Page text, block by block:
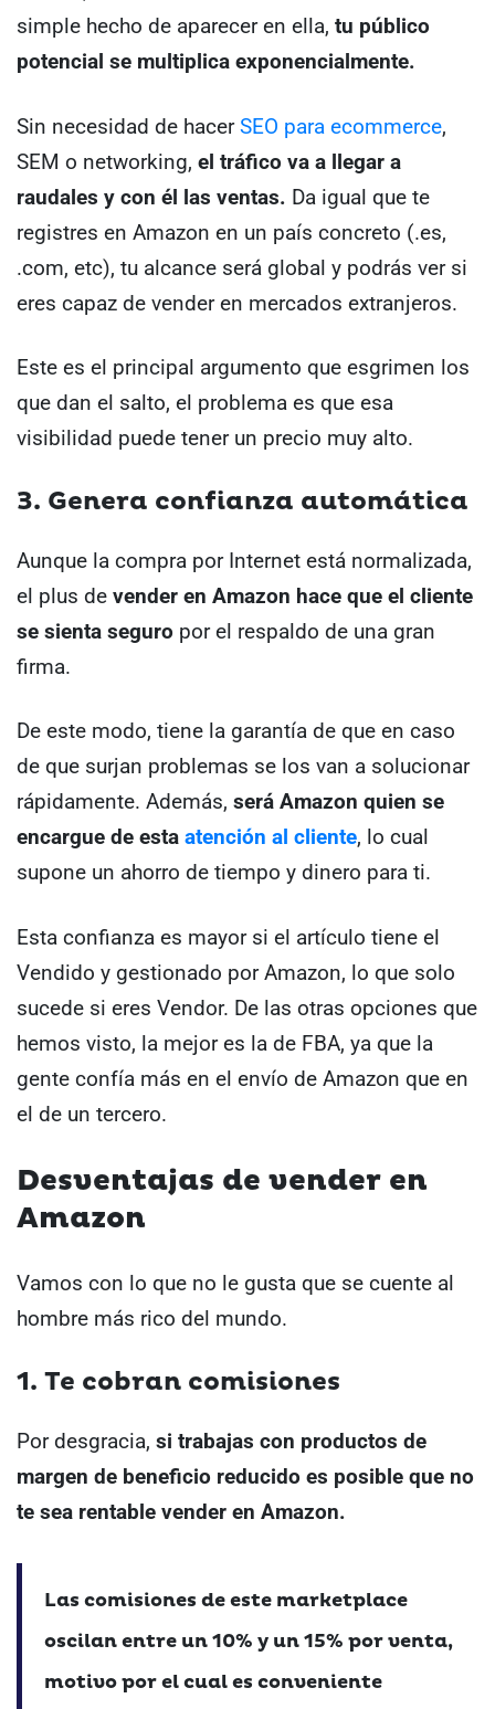
simple hecho de aparecer en ella, tu público
potencial se multiplica exponencialmente.
Sin necesidad de hacerSEO para ecommerce,
SEM o networking, el tráfico va a llegar a
raudales y con él las ventas. Da igual que te
registres en Amazon en un país concreto (.es,
.com, etc), tu alcance será global y podrás ver si
eres capaz de vender en mercados extranjeros.
Este es el principal argumento que esgrimen los
que dan el salto, el problema es que esa
visibilidad puede tener un precio muy alto.
3. Genera confianza automática
Aunque la compra por Internet está normalizada,
el plus de vender en Amazon hace que el cliente
se sienta seguro por el respaldo de una gran
firma.
De este modo, tiene la garantía de que en caso
de que surjan problemas se los van a solucionar
rápidamente. Además, será Amazon quien se
encargue de esta atención al cliente, lo cual
supone un ahorro de tiempo y dinero para ti.
Esta confianza es mayor si el artículo tiene el
Vendido y gestionado por Amazon, lo que solo
sucede si eres Vendor. De las otras opciones que
hemos visto, la mejor es la de FBA, ya que la
gente confía más en el envío de Amazon que en
el de un tercero.
Desventajas de vender en
Amazon
Vamos con lo que no le gusta que se cuente al
hombre más rico del mundo.
1. Te cobran comisiones
Por desgracia, si trabajas con productos de
margen de beneficio reducido es posible que no
te sea rentable vender en Amazon.
Las comisiones de este marketplace
oscilan entre un 10% y un 15% por venta,
motivo por el cual es conveniente